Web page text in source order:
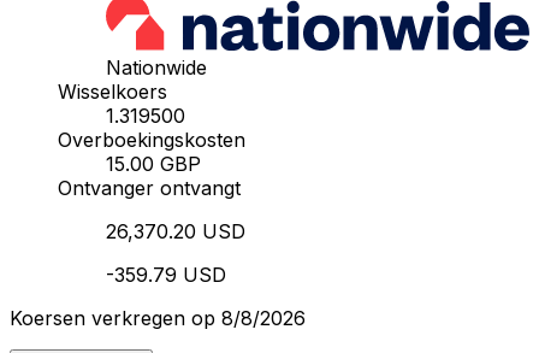
Nationwide
Wisselkoers
1.319500
Overboekingskosten
15.00 GBP
Ontvanger ontvangt
26,370.20 USD
-359.79 USD
Koersen verkregen op 8/8/2026